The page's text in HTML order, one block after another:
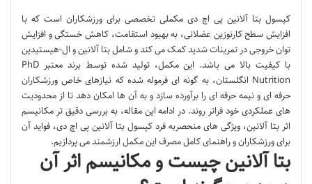
کپسول بتا آلانین پی اچ دی مکملی تخصصی برای ورزشکاران است که با
افزایش سطح کارنوزین عضلانی، به بهبود استقامت، کاهش خستگی و افزایش
توان خروجی در تمرینات شدید کمک می کند و شامل بتا آلانین و ال-هیستیدین
با کیفیت بالا می باشد. این مکمل، تولید شده توسط برند معتبر PhD
Nutrition انگلستان، به گونه ای فرموله شده که نیازهای خاص ورزشکاران
حرفه ای و نیمه حرفه ای را برآورده سازد و به آن ها امکان دهد تا از محدودیت
های عملکردی خود فراتر روند. در ادامه این مقاله، به بررسی دقیق تر مکانیسم
اثر بتا آلانین، ویژگی های منحصربه فرد کپسول بتا آلانین پی اچ دی، فواید آن
برای ورزشکاران و راهنمای کامل مصرف این مکمل ارزشمند می پردازیم.
بتا آلانین چیست و مکانیسم اثر آن